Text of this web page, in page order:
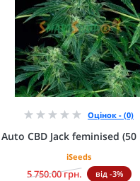
Оцінок - (0)
Auto CBD Jack feminised
iSeeds
5 750.00 грн. від -3%